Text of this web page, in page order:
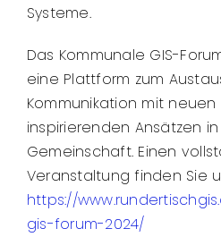
Systeme.
Das Kommunale GIS-
eine Plattform zum
Kommunikation mit
inspirierenden Ansätzen
Gemeinschaft. Einen
Veranstaltung finden Sie
https://
gis-forum-2024/